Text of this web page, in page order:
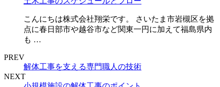
こんにちは株式会社翔栄です。 さいたま市岩槻区を拠
点に春日部市や越谷市など関東一円に加えて福島県内
も …
PREV
解体工事を支える専門職人の技術
NEXT